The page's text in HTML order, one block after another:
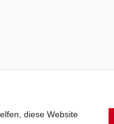
diese Website